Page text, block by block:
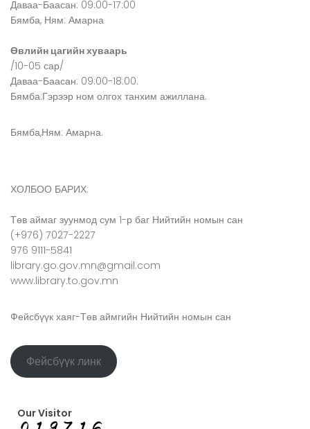
Даваа-Баасан: 09:00-17:00
Бямба, Ням: Амарна
Өвлийн цагийн хуваарь
/10-05 сар/
Даваа-Баасан: 09:00-18:00.
Бямба:Гэрээр ном олгох танхим ажиллана.
Бямба,Ням: Амарна.
ХОЛБОО БАРИХ:
Төв аймаг зуунмод сум 1-р баг Нийтийн номын сан
(+976) 7027-2227
976 9111-5841
library.go.gov.mn@gmail.com
www.library.to.gov.mn
Фейсбүүк хаяг-Төв аймгийн Нийтийн номын сан
Фейсбүүк линк
Our Visitor